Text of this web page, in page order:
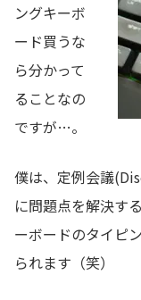
ングキーボ
ード買うな
ら分かって
ることなの
ですが…。
僕は、定例会議
に問題点を解決す
ーボードのタイピ
られます（笑）